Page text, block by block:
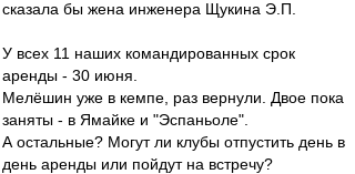
сказала бы жена инженера Щукина Э.П.
У всех 11 наших командированных срок
аренды - 30 июня.
Мелёшин уже в кемпе, раз вернули. Двое пока
заняты - в Ямайке и "Эспаньоле".
А остальные? Могут ли клубы отпустить день в
день аренды или пойдут на встречу?